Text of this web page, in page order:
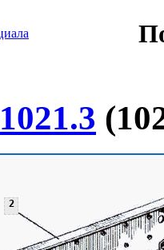
2